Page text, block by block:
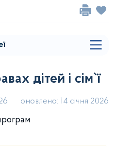
дітей і сім`ї
оновлено: 14 січня 2026